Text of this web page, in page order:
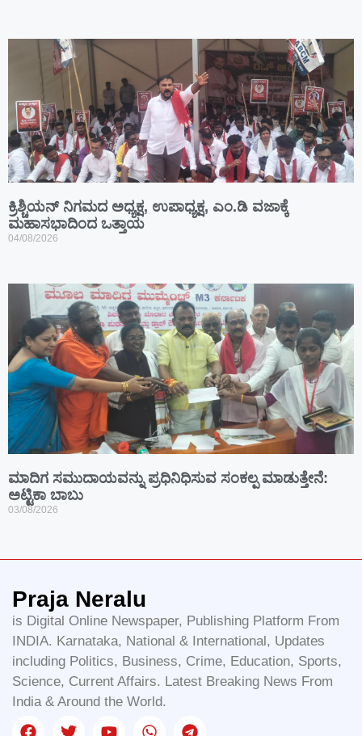
ಕ್ರಿಶ್ಚಿಯನ್ ನಿಗಮದ ಅಧ್ಯಕ್ಷ, ಉಪಾಧ್ಯಕ್ಷ, ಎಂ.ಡಿ ವಜಾಕ್ಕೆ
ಮಹಾಸಭಾದಿಂದ ಒತ್ತಾಯ
04/08/2026
ಮಾದಿಗ ಸಮುದಾಯವನ್ನು ಪ್ರಧಿನಿಧಿಸುವ ಸಂಕಲ್ಪ ಮಾಡುತ್ತೇನೆ:
ಅಟ್ಟಿಕಾ ಬಾಬು
03/08/2026
Praja Neralu
is Digital Online Newspaper, Publishing Platform From
INDIA. Karnataka, National & International, Updates
including Politics, Business, Crime, Education, Sports,
Science, Current Affairs. Latest Breaking News From
India & Around the World.